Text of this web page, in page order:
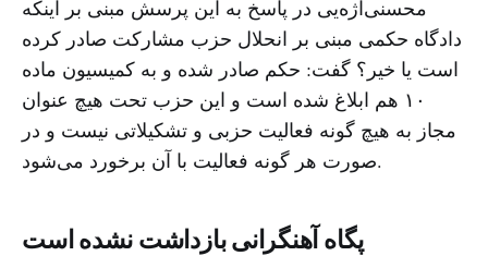
محسنی‌اژه‌یی در پاسخ به این پرسش مبنی بر اینکه
دادگاه حکمی مبنی بر انحلال حزب مشارکت صادر کرده
است یا خیر؟ گفت: حکم صادر شده و به کمیسیون ماده
۱۰ هم ابلاغ شده است و این حزب تحت هیچ عنوان
مجاز به هیچ گونه فعالیت حزبی و تشکیلاتی نیست و در
صورت هر گونه فعالیت با آن برخورد می‌شود.
پگاه آهنگرانی بازداشت نشده است